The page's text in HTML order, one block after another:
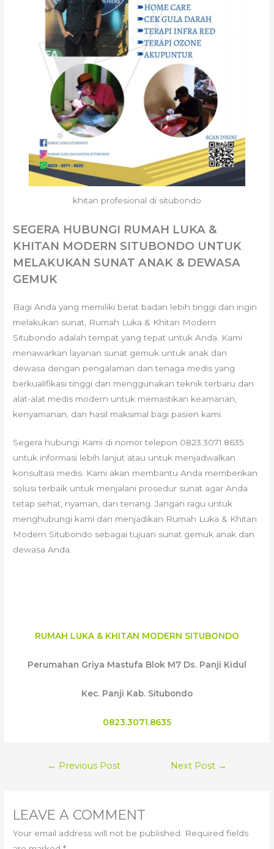
khitan profesional di situbondo
SEGERA HUBUNGI RUMAH LUKA &
KHITAN MODERN SITUBONDO UNTUK
MELAKUKAN SUNAT ANAK & DEWASA
GEMUK
Bagi Anda yang memiliki berat badan lebih tinggi dan ingin
melakukan sunat, Rumah Luka & Khitan Modern
Situbondo adalah tempat yang tepat untuk Anda. Kami
menawarkan layanan sunat gemuk untuk anak dan
dewasa dengan pengalaman dan tenaga medis yang
berkualifikasi tinggi dan menggunakan teknik terbaru dan
alat-alat medis modern untuk memastikan keamanan,
kenyamanan, dan hasil maksimal bagi pasien kami.
Segera hubungi Kami di nomor telepon 0823.3071.8635
untuk informasi lebih lanjut atau untuk menjadwalkan
konsultasi medis. Kami akan membantu Anda memberikan
solusi terbaik untuk menjalani prosedur sunat agar Anda
tetap sehat, nyaman, dan tenang. Jangan ragu untuk
menghubungi kami dan menjadikan Rumah Luka & Khitan
Modern Situbondo sebagai tujuan sunat gemuk anak dan
dewasa Anda.
RUMAH LUKA & KHITAN MODERN SITUBONDO
Perumahan Griya Mastufa Blok M7 Ds. Panji Kidul
Kec. Panji Kab. Situbondo
0823.3071.8635
POST
← Previous Post Next Post →
LEAVE A COMMENT
Your email address will not be published.
Required fields